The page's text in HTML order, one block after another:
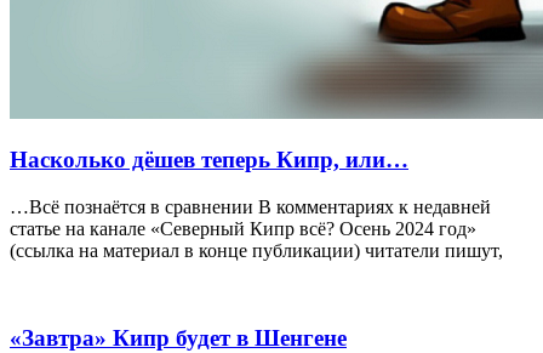
Насколько дёшев теперь Кипр, или…
…Всё познаётся в сравнении В комментариях к недавней
статье на канале «Северный Кипр всё? Осень 2024 год»
(ссылка на материал в конце публикации) читатели пишут,
«Завтра» Кипр будет в Шенгене